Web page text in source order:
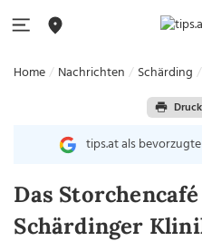
Home Nachrichten Schärding
tips.at als
Das
Schärdinger